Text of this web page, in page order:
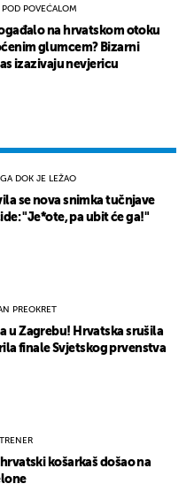
POVEĆALOM
na hrvatskom otoku
glumcem? Bizarni
izazivaju nevjericu
DOK JE LEŽAO
se nova snimka tučnjave
"Je*ote, pa ubit će ga!"
PREOKRET
u Zagrebu! Hrvatska srušila
finale Svjetskog prvenstva
košarkaš došao na